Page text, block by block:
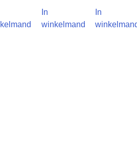
In
winkelmand
In